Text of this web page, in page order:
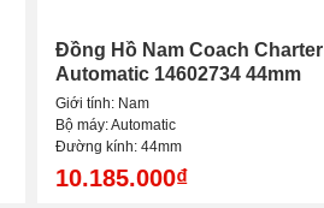
Đồng Hồ Nam Coach Charter
Automatic 14602734 44mm
Giới tính: Nam
Bộ máy: Automatic
Đường kính: 44mm
10.185.000₫